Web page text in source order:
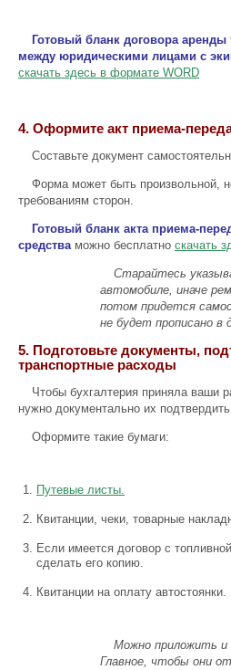
Готовый бланк договора аренды
между юридическими лицами с
скачать здесь в формате WORD
4. Оформите акт приема-
Составьте документ
Форма может быть произвольной,
требованиям сторон.
Готовый бланк акта приема-
средстваможно бесплатно скачать
Старайтесь
автомобиле, иначе
потом придется
не будет прописано в
5. Подготовьте документы,
транспортные расходы
Чтобы бухгалтерия приняла ваши
нужно документально их
Оформите такие бумаги:
Путевые листы.
Квитанции, чеки, товарные
Если имеется договор с
сделать его копию.
Квитанции на оплату автостоянки.
Можно приложить и
Главное, чтобы они